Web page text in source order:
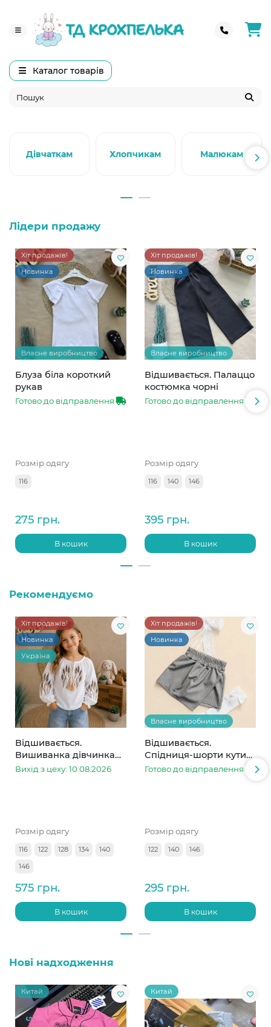
Каталог товарів
Дівчаткам Хлопчикам Малюкам
Лідери продажу
Хіт продажів!
Новинка
Власне виробництво
Блуза біла короткий
рукав
Готово до відправлення
Розмір одягу
116
275 грн.
В кошик
Хіт продажів!
Новинка
Власне виробництво
Відшивається. Палаццо
костюмка чорні
Готово до відправлення
Розмір одягу
116 140 146
395 грн.
В кошик
Рекомендуємо
Хіт продажів!
Новинка
Україна
Відшивається.
Вишиванка дівчинка
колоски
Вихід з цеху: 10.08.2026
Розмір одягу
116 122 128 134
140
146
575 грн.
В кошик
Хіт продажів!
Новинка
Власне виробництво
Відшивається.
Спідниця-шорти кутик
сіра в смужку
Готово до відправлення
Розмір одягу
122 140 146
295 грн.
В кошик
Нові надходження
Китай Китай